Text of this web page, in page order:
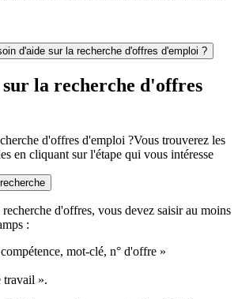
d'aide sur la recherche d'offres d'emploi ?
la recherche d'offres
d'offres d'emploi ?Vous trouverez les
en cliquant sur l'étape qui vous intéresse
d'offres, vous devez saisir au moins
:
mot-clé, n° d'offre »
travail ».